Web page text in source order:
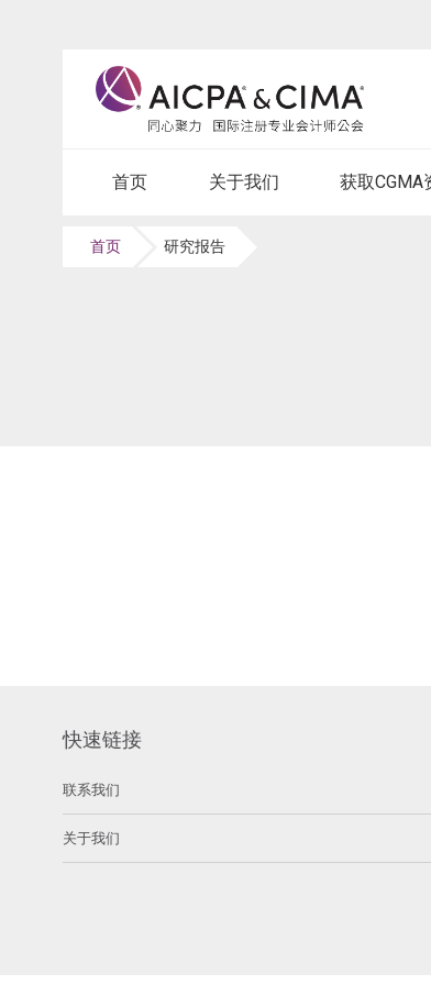
首页 关于我们 获取CGMA
首页 研究报告
快速链接
联系我们
关于我们